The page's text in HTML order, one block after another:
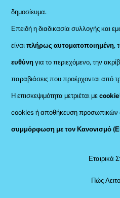
δημοσίευμα.
Επειδή η διαδικασία συλλογής και
είναιπλήρως αυτοματοποιημένη,
ευθύνη για το περιεχόμενο, την
παραβιάσεις που προέρχονται από
Η επισκεψιμότητα μετριέται με
cookies ή αποθήκευση προσωπικών
συμμόρφωση με τον Κανονισμό
Εταιρικά
Πώς